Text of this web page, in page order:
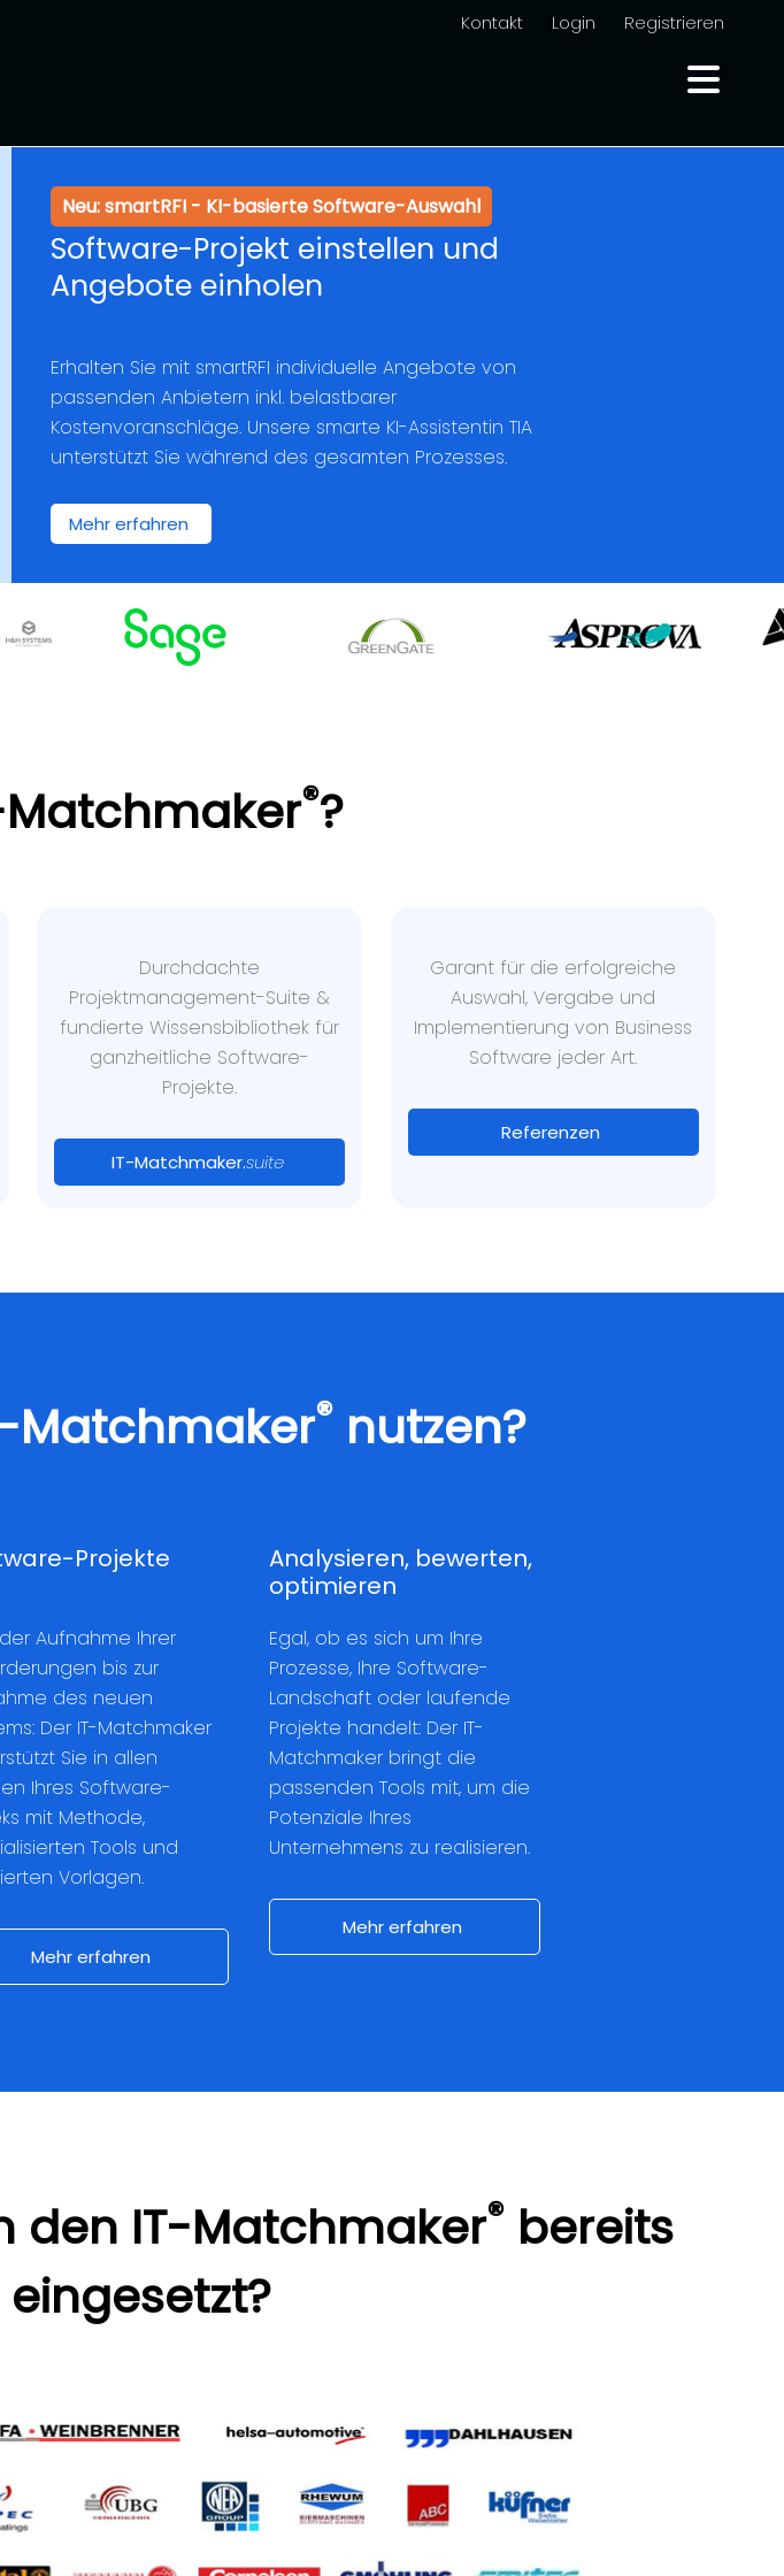
Kontakt Login Registrieren
Neu: smartRFI - KI-basierte Software-Auswahl
Software-Projekt einstellen und
Angebote einholen
Erhalten Sie mit smartRFI individuelle Angebote von
passenden Anbietern inkl. belastbarer
Kostenvoranschläge. Unsere smarte KI-Assistentin TIA
unterstützt Sie während des gesamten Prozesses.
Mehr erfahren
®?
Durchdachte
Projektmanagement-Suite &
fundierte Wissensbibliothek für
ganzheitliche Software-
Projekte.
IT-Matchmaker.suite
Garant für die erfolgreiche
Auswahl, Vergabe und
Implementierung von Business
Software jeder Art.
Referenzen
Matchmaker®nutzen?
Projekte
Aufnahme Ihrer
bis zur
des neuen
Der IT-Matchmaker
Sie in allen
Ihres Software-
mit Methode,
Tools und
Vorlagen.
Mehr erfahren
Analysieren, bewerten,
optimieren
Egal, ob es sich um Ihre
Prozesse, Ihre Software-
Landschaft oder laufende
Projekte handelt: Der IT-
Matchmaker bringt die
passenden Tools mit, um die
Potenziale Ihres
Unternehmens zu realisieren.
Mehr erfahren
den IT-Matchmaker®bereits